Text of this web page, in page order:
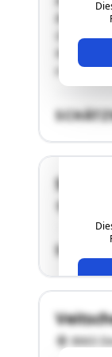
Bereich
n …"
Sölsnitz
8643
8663